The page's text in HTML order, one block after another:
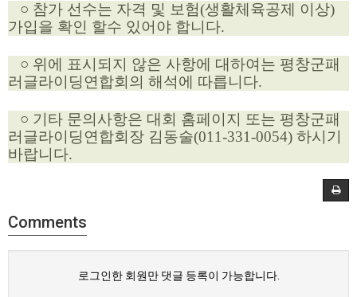
○ 참가 선수는 자격 및 보험(생활체육공제 이상)
가입을 확인 할수 있어야 합니다.
○ 위에 표시되지 않은 사항에 대하여는 평창군패
러글라이딩연합회의 해석에 따릅니다.
○ 기타 문의사항은 대회 홈페이지 또는 평창군패
러글라이딩연합회장 김동술(011-331-0054) 하시기
바랍니다.
Comments
로그인한 회원만 댓글 등록이 가능합니다.